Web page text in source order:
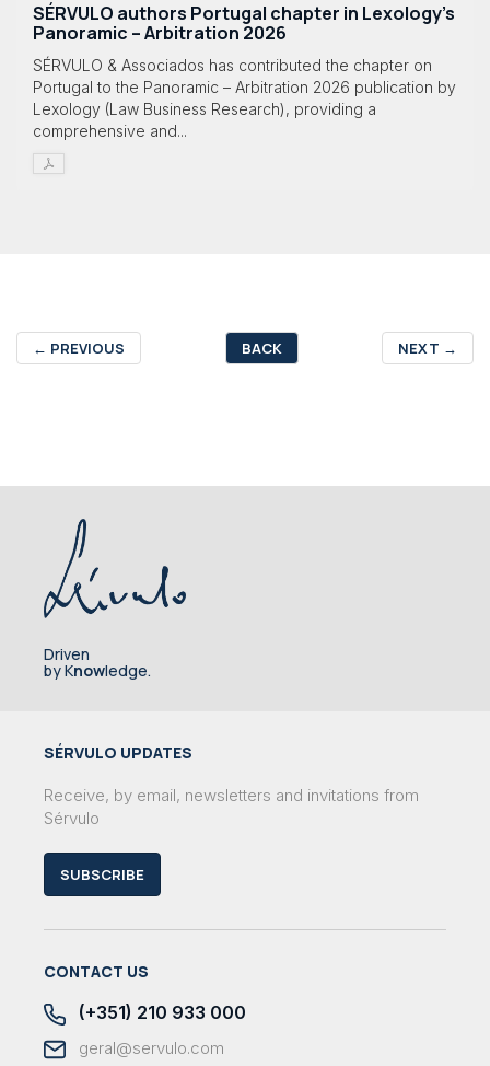
SÉRVULO authors Portugal chapter in Lexology's
Panoramic – Arbitration 2026
SÉRVULO & Associados has contributed the chapter on
Portugal to the Panoramic – Arbitration 2026 publication by
Lexology (Law Business Research), providing a
comprehensive and...
← PREVIOUS BACK NEXT →
Driven
by Knowledge.
SÉRVULO UPDATES
Receive, by email, newsletters and invitations from
Sérvulo
SUBSCRIBE
CONTACT US
(+351) 210 933 000
geral@servulo.com